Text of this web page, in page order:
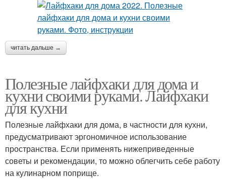
читать дальше →
Полезные лайфхаки для дома и
кухни своими руками. Лайфхаки
для кухни
Полезные лайфхаки для дома, в частности для кухни,
предусматривают эргономичное использование
пространства. Если применять нижеприведенные
советы и рекомендации, то можно облегчить себе работу
на кулинарном поприще.